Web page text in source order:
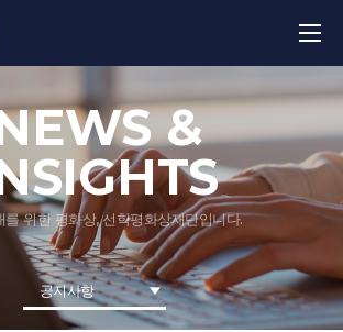
&
를 위한 평화상, 선학평화상재단입니다.
공지사항